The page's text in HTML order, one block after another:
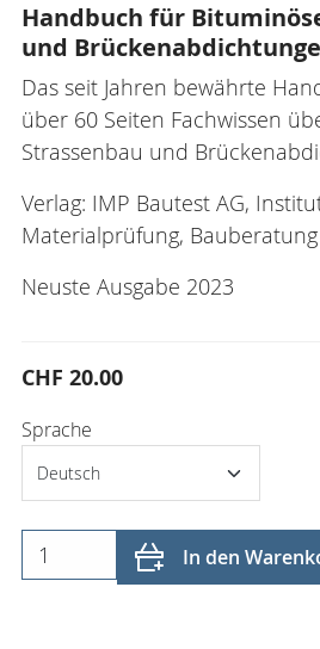
Handbuch für
und
Das seit Jahren bewährte
über 60 Seiten Fachwissen
Strassenbau und
Verlag: IMP Bautest AG,
Materialprüfung,
Neuste Ausgabe 2023
CHF 20.00
Sprache
In den